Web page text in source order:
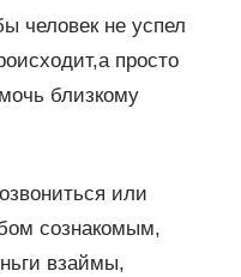
человек не успел
просто
близкому
или
сознакомым,
взаймы,